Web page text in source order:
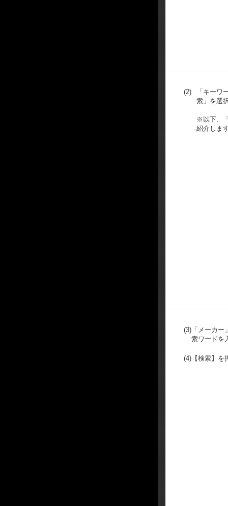
(2)
「キーワ
索」を選
※以下、
紹介しま
(3) 「メーカ
索ワードを
(4) 【検索】を